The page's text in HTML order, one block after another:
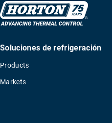
Soluciones de refrigeración
Products
Markets